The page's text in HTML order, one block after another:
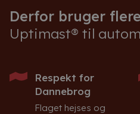
Derfor bruger
Uptimast® til
Respekt for
Dannebrog
Flaget hejses og